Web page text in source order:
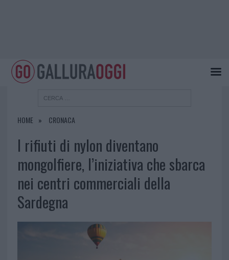
HOME CRONACA
I rifiuti di nylon diventano
mongolfiere, l’iniziativa che sbarca
nei centri commerciali della
Sardegna